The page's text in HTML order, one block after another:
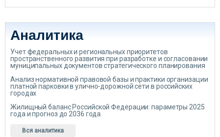
Аналитика
Учет федеральных и региональных приоритетов
пространственного развития при разработке и согласовании
муниципальных документов стратегического планирования
Анализ нормативной правовой базы и практики организации
платной парковки в улично-дорожной сети в российских
городах
Жилищный баланс Российской Федерации: параметры 2025
года и прогноз до 2036 года
Вся аналитика